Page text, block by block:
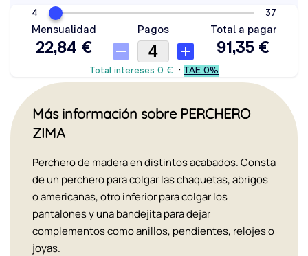
Más información sobre PERCHERO
ZIMA
Perchero de madera en distintos acabados. Consta
de un perchero para colgar las chaquetas, abrigos
o americanas, otro inferior para colgar los
pantalones y una bandejita para dejar
complementos como anillos, pendientes, relojes o
joyas.